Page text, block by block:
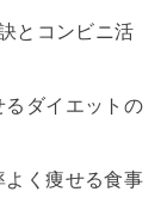
とコンビニ活
るダイエットの
く痩せる食事